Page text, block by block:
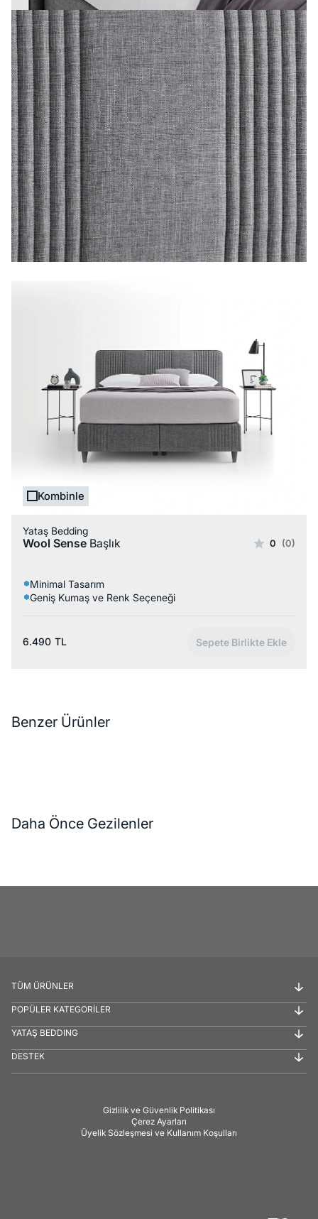
Kombinle
Yataş Bedding
Wool Sense Başlık 0 (0)
Minimal Tasarım
Geniş Kumaş ve Renk Seçeneği
6.490 TL Sepete Birlikte Ekle
Benzer Ürünler
Daha Önce Gezilenler
TÜM ÜRÜNLER
POPÜLER KATEGORİLER
YATAŞ BEDDING
DESTEK
Gizlilik ve Güvenlik Politikası
Çerez Ayarları
Üyelik Sözleşmesi ve Kullanım Koşulları